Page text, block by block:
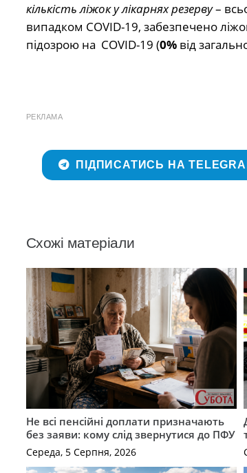
кількість ліжок у лікарнях резерву–
випадком COVID-19, забезпечено
підозрою на COVID-19 (0%від
РЕКЛАМА
ПІДПИСАТИСЬ НА
Схожі матеріали
Не всі пенсійні доплати призначають
без заяви: кому слід звернутися до ПФУ
Середа, 5 Серпня, 2026